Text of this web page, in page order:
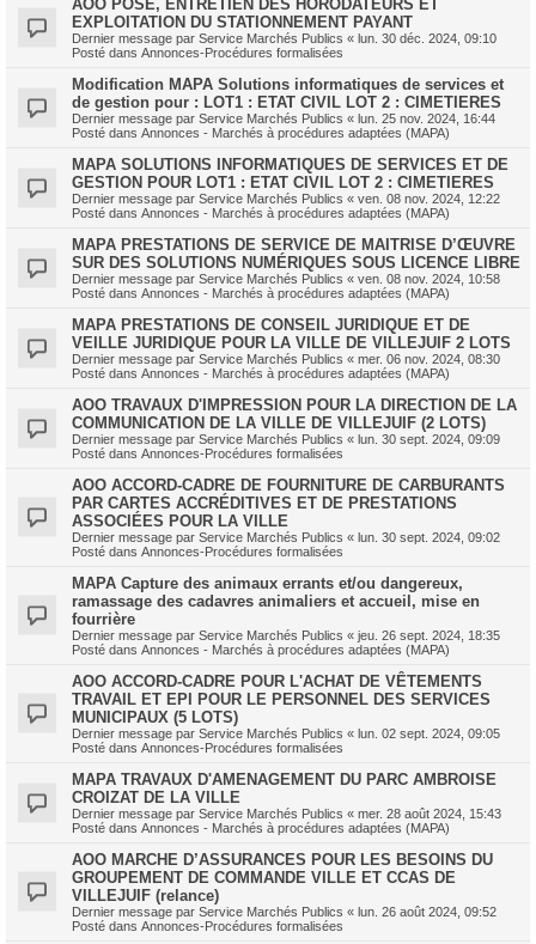
AOO POSE, ENTRETIEN DES HORODATEURS ET
EXPLOITATION DU STATIONNEMENT PAYANT
Dernier message par Service Marchés Publics « lun. 30 déc. 2024, 09:10
Posté dans Annonces-Procédures formalisées
Modification MAPA Solutions informatiques de services et
de gestion pour : LOT1 : ETAT CIVIL LOT 2 : CIMETIERES
Dernier message par Service Marchés Publics « lun. 25 nov. 2024, 16:44
Posté dans Annonces - Marchés à procédures adaptées (MAPA)
MAPA SOLUTIONS INFORMATIQUES DE SERVICES ET DE
GESTION POUR LOT1 : ETAT CIVIL LOT 2 : CIMETIERES
Dernier message par Service Marchés Publics « ven. 08 nov. 2024, 12:22
Posté dans Annonces - Marchés à procédures adaptées (MAPA)
MAPA PRESTATIONS DE SERVICE DE MAITRISE D’ŒUVRE
SUR DES SOLUTIONS NUMÉRIQUES SOUS LICENCE LIBRE
Dernier message par Service Marchés Publics « ven. 08 nov. 2024, 10:58
Posté dans Annonces - Marchés à procédures adaptées (MAPA)
MAPA PRESTATIONS DE CONSEIL JURIDIQUE ET DE
VEILLE JURIDIQUE POUR LA VILLE DE VILLEJUIF 2 LOTS
Dernier message par Service Marchés Publics « mer. 06 nov. 2024, 08:30
Posté dans Annonces - Marchés à procédures adaptées (MAPA)
AOO TRAVAUX D'IMPRESSION POUR LA DIRECTION DE LA
COMMUNICATION DE LA VILLE DE VILLEJUIF (2 LOTS)
Dernier message par Service Marchés Publics « lun. 30 sept. 2024, 09:09
Posté dans Annonces-Procédures formalisées
AOO ACCORD-CADRE DE FOURNITURE DE CARBURANTS
PAR CARTES ACCRÉDITIVES ET DE PRESTATIONS
ASSOCIÉES POUR LA VILLE
Dernier message par Service Marchés Publics « lun. 30 sept. 2024, 09:02
Posté dans Annonces-Procédures formalisées
MAPA Capture des animaux errants et/ou dangereux,
ramassage des cadavres animaliers et accueil, mise en
fourrière
Dernier message par Service Marchés Publics « jeu. 26 sept. 2024, 18:35
Posté dans Annonces - Marchés à procédures adaptées (MAPA)
AOO ACCORD-CADRE POUR L'ACHAT DE VÊTEMENTS
TRAVAIL ET EPI POUR LE PERSONNEL DES SERVICES
MUNICIPAUX (5 LOTS)
Dernier message par Service Marchés Publics « lun. 02 sept. 2024, 09:05
Posté dans Annonces-Procédures formalisées
MAPA TRAVAUX D'AMENAGEMENT DU PARC AMBROISE
CROIZAT DE LA VILLE
Dernier message par Service Marchés Publics « mer. 28 août 2024, 15:43
Posté dans Annonces - Marchés à procédures adaptées (MAPA)
AOO MARCHE D’ASSURANCES POUR LES BESOINS DU
GROUPEMENT DE COMMANDE VILLE ET CCAS DE
VILLEJUIF (relance)
Dernier message par Service Marchés Publics « lun. 26 août 2024, 09:52
Posté dans Annonces-Procédures formalisées